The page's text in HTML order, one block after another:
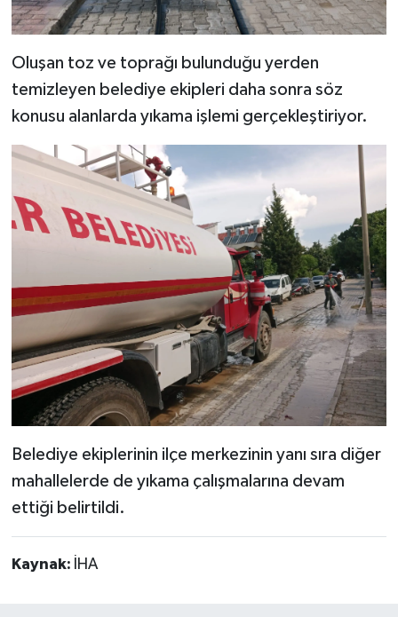
Oluşan toz ve toprağı bulunduğu yerden
temizleyen belediye ekipleri daha sonra söz
konusu alanlarda yıkama işlemi gerçekleştiriyor.
Belediye ekiplerinin ilçe merkezinin yanı sıra diğer
mahallelerde de yıkama çalışmalarına devam
ettiği belirtildi.
Kaynak: İHA